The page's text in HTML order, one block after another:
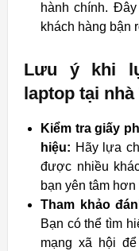
hành chính.
khách hàng bận
Lưu ý khi
laptop tại nhà
Kiểm tra giấy
hiệu: Hãy lựa
được nhiều
bạn yên tâm
Tham khảo
Bạn có thể tìm
mạng xã hội